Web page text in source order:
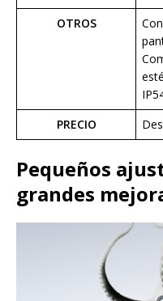
OTROS
PRECIO
Pequeños
grandes